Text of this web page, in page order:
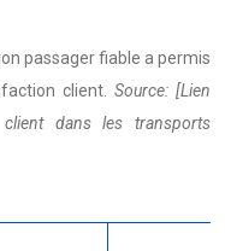
passager fiable a permis
client. Source: [Lien
dans les transports